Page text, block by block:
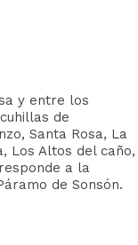
y entre los
de
Santa Rosa, La
Los Altos del caño,
a la
de Sonsón.